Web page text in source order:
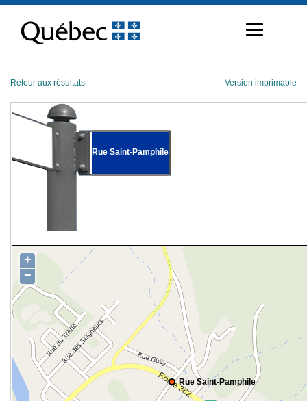
contenu
Retour aux résultats Version imprimable
Rue Saint-Pamphile
Rue Saint-Pamphile
+
−